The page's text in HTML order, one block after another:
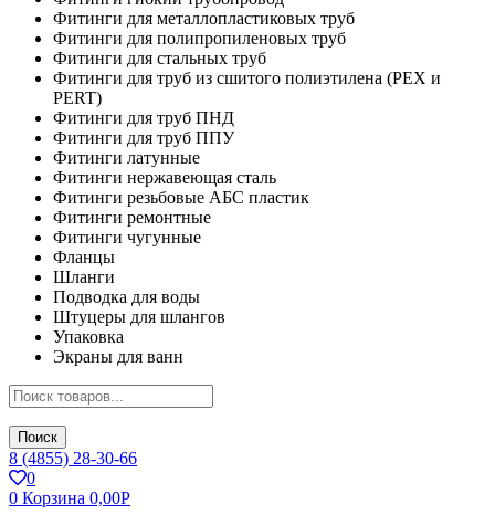
Фитинги для металлопластиковых труб
Фитинги для полипропиленовых труб
Фитинги для стальных труб
Фитинги для труб из сшитого полиэтилена (PEX и
PERT)
Фитинги для труб ПНД
Фитинги для труб ППУ
Фитинги латунные
Фитинги нержавеющая сталь
Фитинги резьбовые АБС пластик
Фитинги ремонтные
Фитинги чугунные
Фланцы
Шланги
Подводка для воды
Штуцеры для шлангов
Упаковка
Экраны для ванн
Поиск
8 (4855) 28-30-66
0
0 Корзина 0,00Р